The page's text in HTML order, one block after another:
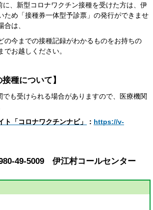
に、新型コロナワクチン接種を受けた方は、伊
ため「接種券一体型予診票」の発行ができませ
合は、
の今までの接種記録がわかるものをお持ちの
でお越しください。
種について】
でも受けられる場合がありますので、医療機関
ト 「コロナワクチンナビ」 ： https://v-
49-5009 伊江村コールセンター